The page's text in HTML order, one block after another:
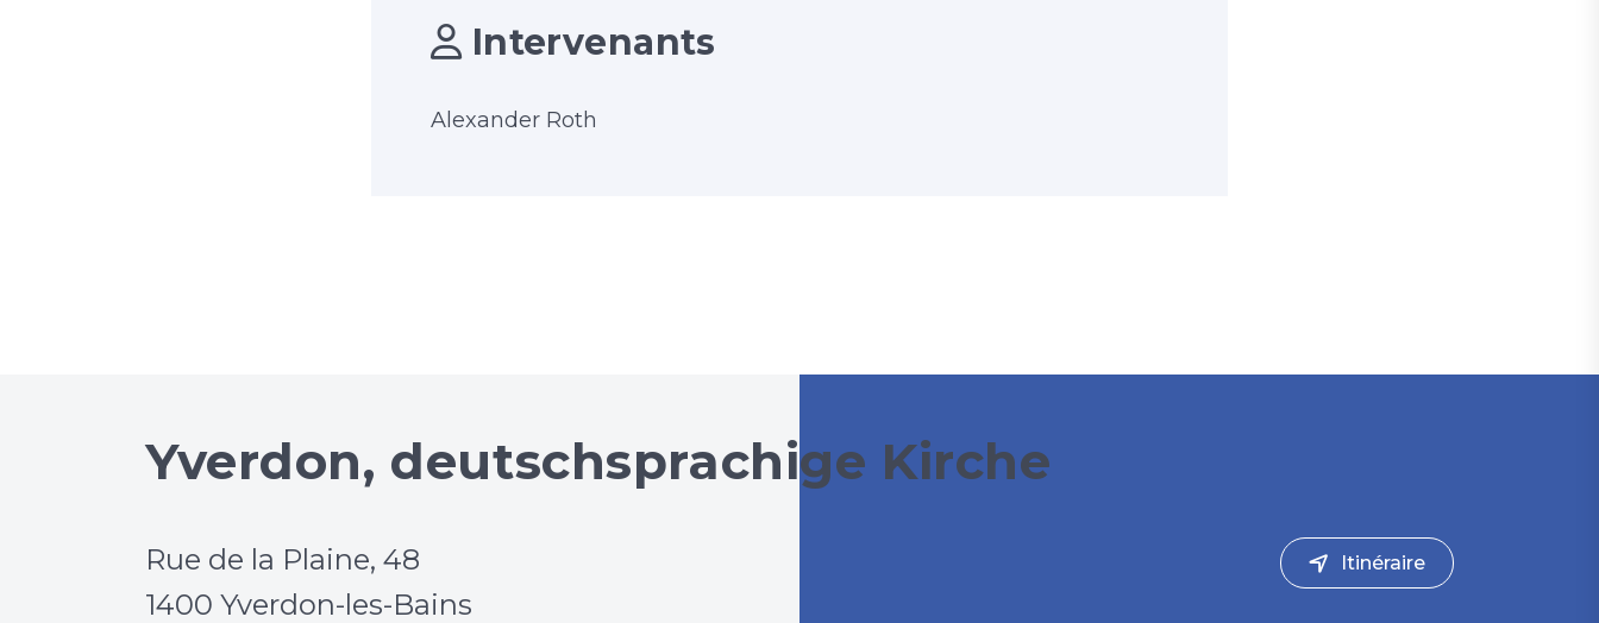
Intervenants
Alexander Roth
Yverdon, deutschsprachige Kirche
Rue de la Plaine, 48
1400 Yverdon-les-Bains
Itinéraire